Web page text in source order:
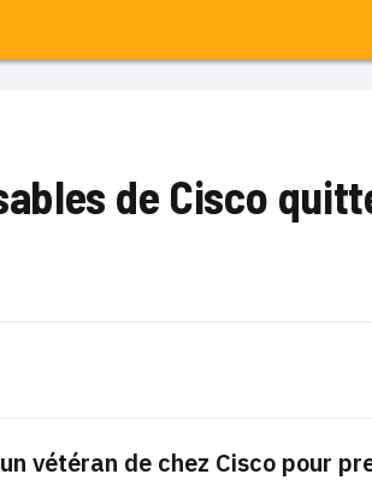
de Cisco
vétéran de chez Cisco pour